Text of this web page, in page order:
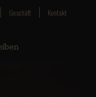
Geschäft Kontakt